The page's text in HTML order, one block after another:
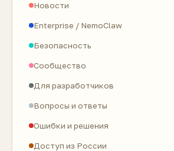
Новости
Enterprise / NemoClaw
Безопасность
Сообщество
Для разработчиков
Вопросы и ответы
Ошибки и решения
Доступ из России